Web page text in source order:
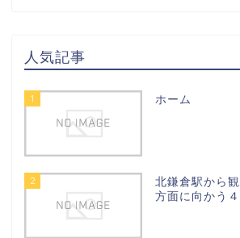
人気記事
1 ホーム
2
北鎌倉駅から
方面に向かう